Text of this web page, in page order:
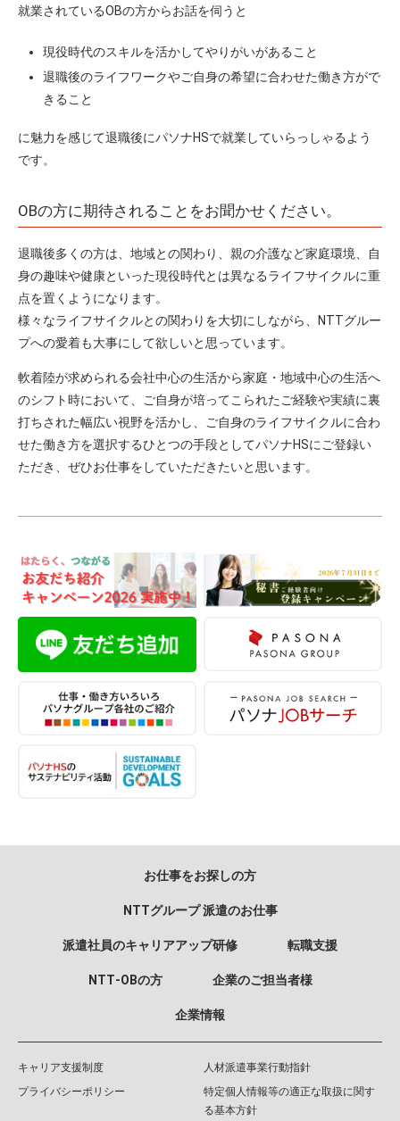
就業されているOBの方からお話を伺うと
現役時代のスキルを活かしてやりがいがあること
退職後のライフワークやご自身の希望に合わせた働き方がで
きること
に魅力を感じて退職後にパソナHSで就業していらっしゃるよう
です。
OBの方に期待されることをお聞かせください。
退職後多くの方は、地域との関わり、親の介護など家庭環境、自
身の趣味や健康といった現役時代とは異なるライフサイクルに重
点を置くようになります。
様々なライフサイクルとの関わりを大切にしながら、NTTグルー
プへの愛着も大事にして欲しいと思っています。
軟着陸が求められる会社中心の生活から家庭・地域中心の生活へ
のシフト時において、ご自身が培ってこられたご経験や実績に裏
打ちされた幅広い視野を活かし、ご自身のライフサイクルに合わ
せた働き方を選択するひとつの手段としてパソナHSにご登録い
ただき、ぜひお仕事をしていただきたいと思います。
お仕事をお探しの方
NTTグループ 派遣のお仕事
派遣社員のキャリアアップ研修 転職支援
NTT‐OBの方 企業のご担当者様
企業情報
キャリア支援制度
人材派遣事業行動指針
プライバシーポリシー
特定個人情報等の適正な取扱に関す
る基本方針